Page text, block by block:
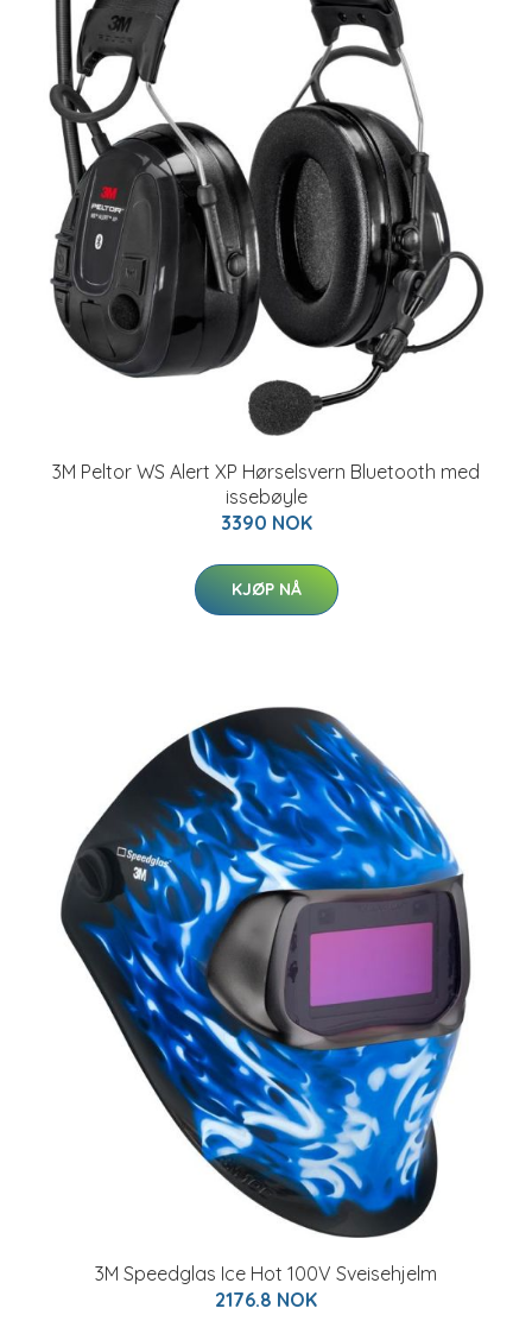
3M Peltor WS Alert XP Hørselsvern Bluetooth med
issebøyle
3390 NOK
KJØP NÅ
3M Speedglas Ice Hot 100V Sveisehjelm
2176.8 NOK